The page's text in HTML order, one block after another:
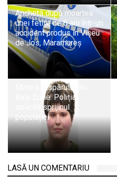
Anchetă după moartea
unei fetițe de 6 ani într-un
accident produs în Vișeu
de Jos, Maramureș
Minoră dispărută din
Baia Sprie. Poliția
solicită sprijinul
populației
LASĂ UN COMENTARIU